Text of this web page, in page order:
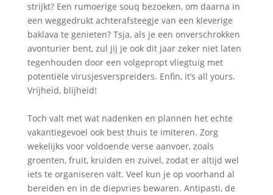
strijkt? Een rumoerige souq bezoeken, om daarna in
een weggedrukt achterafsteegje van een kleverige
baklava te genieten? Tsja, als je een onverschrokken
avonturier bent, zul jij je ook dit jaar zeker niet laten
tegenhouden door een volgepropt vliegtuig met
potentiële virusjesverspreiders. Enfin, it’s all yours.
Vrijheid, blijheid!
Toch valt met wat nadenken en plannen het echte
vakantiegevoel ook best thuis te imiteren. Zorg
wekelijks voor voldoende verse aanvoer, zoals
groenten, fruit, kruiden en zuivel, zodat er altijd wel
iets te organiseren valt. Veel kun je op voorhand al
bereiden en in de diepvries bewaren. Antipasti, de